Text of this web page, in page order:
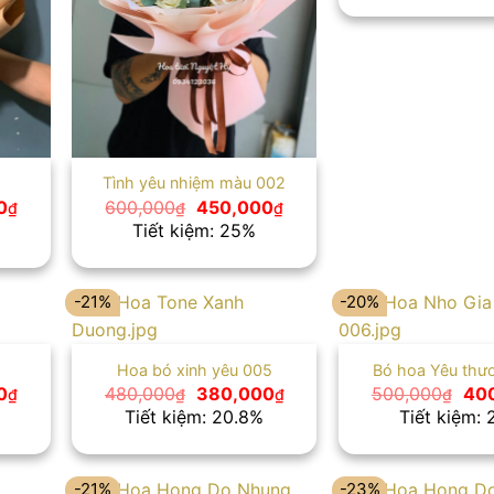
₫Giá
hiện
450,000₫.
Tình yêu nhiệm màu 002
600,000₫ Giá
gốc
là:
450,000₫Giá
450,000₫.
Tiết kiệm: 25%
₫Giá
hiện
500,000₫.
-21%
Hoa bó xinh yêu 005
480,000₫
Giá
gốc
là:
380,000₫Giá
hiện
380,000₫.
Tiết kiệm: 20.8%
-20%
Bó hoa Yêu
500,000₫
Giá
gốc
là:
Tiết kiệm:
-21% -23%